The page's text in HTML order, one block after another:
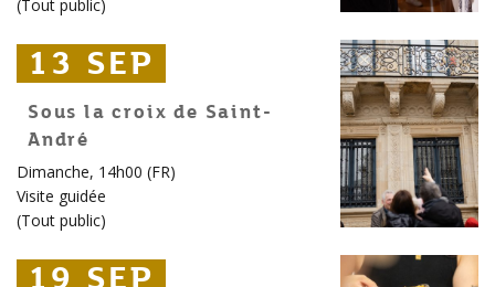
(Tout public)
13 SEP
13 SEP
13 SEP
Sous la croix de Saint-
André
Dimanche, 14h00 (FR)
Visite guidée
(Tout public)
19 SEP
19 SEP
19 SEP